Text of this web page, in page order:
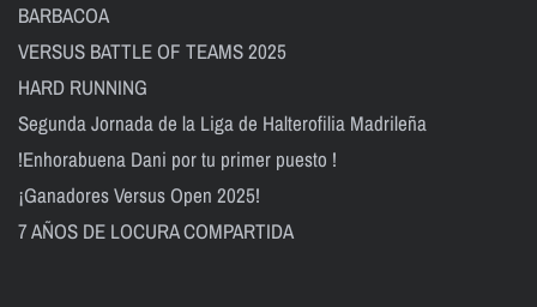
BARBACOA
VERSUS BATTLE OF TEAMS 2025
HARD RUNNING
Segunda Jornada de la Liga de Halterofilia Madrileña
!Enhorabuena Dani por tu primer puesto !
¡Ganadores Versus Open 2025!
7 AÑOS DE LOCURA COMPARTIDA